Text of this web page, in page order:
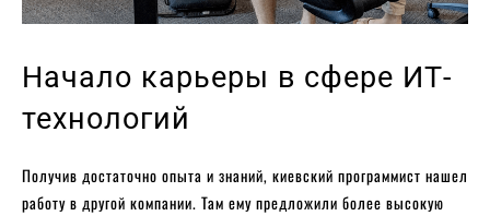
Начало карьеры в сфере ИТ-
технологий
Получив достаточно опыта и знаний, киевский программист нашел
работу в другой компании. Там ему предложили более высокую